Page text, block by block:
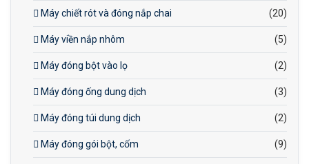
Máy chiết rót và đóng nắp chai (20)
Máy viền nắp nhôm (5)
Máy đóng bột vào lọ (2)
Máy đóng ống dung dịch (3)
Máy đóng túi dung dịch (2)
Máy đóng gói bột, cốm (9)